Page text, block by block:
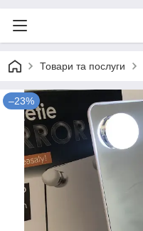
Товари та послуги
–23%